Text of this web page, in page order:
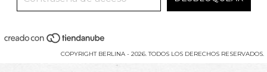
COPYRIGHT BERLINA - 2026. TODOS LOS DERECHOS RESERVADOS.